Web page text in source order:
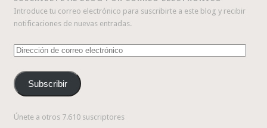
Introduce tu correo electrónico para suscribirte a este blog y recibir
notificaciones de nuevas entradas.
Dirección
correo
electrónico
Subscribir
Únete a otros 7.610 suscriptores